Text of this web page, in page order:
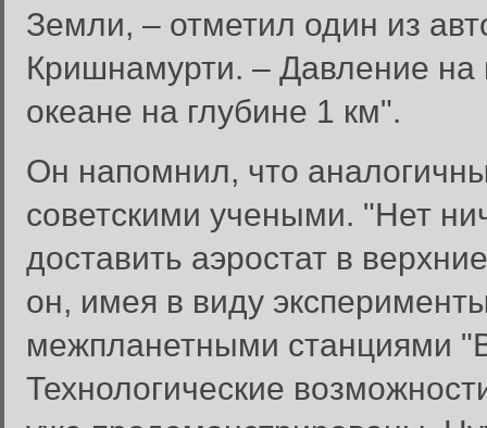
Земли, – отметил один из
Кришнамурти. – Давление на
океане на глубине 1 км".
Он напомнил, что
советскими учеными. "Нет
доставить аэростат в
он, имея в виду
межпланетными станциями
Технологические